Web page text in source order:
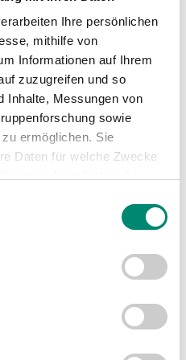
Ihre persönlichen
mithilfe von
Informationen auf Ihrem
zuzugreifen und so
Inhalte, Messungen von
sowie
ermöglichen. Sie
Daten für welche Zwecke
Ihre persönlichen Daten
Sie Ihre Präferenzen im
Inhalte und Anzeigen zu
„Die Stimmung im Verein ist positiv“